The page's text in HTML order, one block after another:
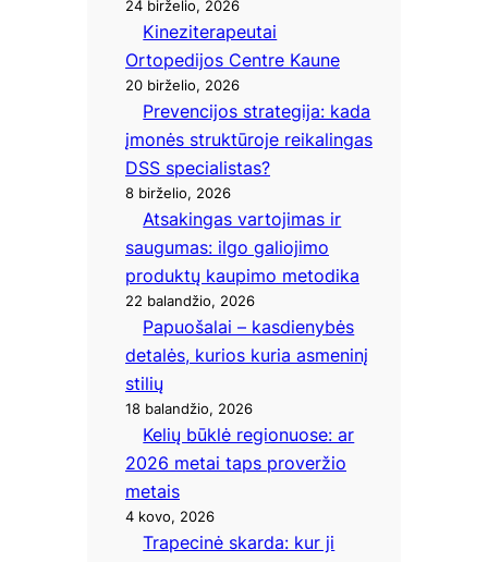
24 birželio, 2026
Kineziterapeutai
Ortopedijos Centre Kaune
20 birželio, 2026
Prevencijos strategija: kada
įmonės struktūroje reikalingas
DSS specialistas?
8 birželio, 2026
Atsakingas vartojimas ir
saugumas: ilgo galiojimo
produktų kaupimo metodika
22 balandžio, 2026
Papuošalai – kasdienybės
detalės, kurios kuria asmeninį
stilių
18 balandžio, 2026
Kelių būklė regionuose: ar
2026 metai taps proveržio
metais
4 kovo, 2026
Trapecinė skarda: kur ji